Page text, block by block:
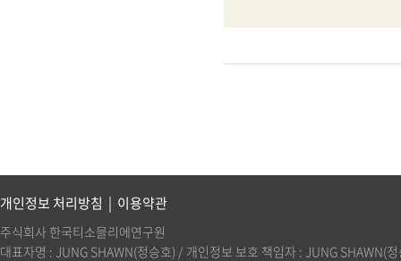
개인정보 처리방침 | 이용약관
주식회사 한국티소믈리에연구원
대표자명 : JUNG SHAWN(정승호) / 개인정보 보호 책임자 : JUNG